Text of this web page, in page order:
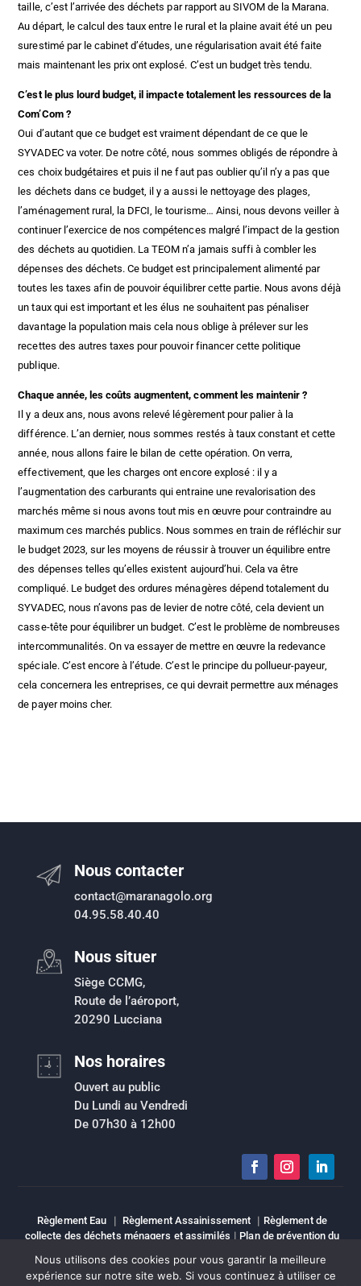
taille, c’est l’arrivée des déchets par rapport au SIVOM de la Marana.
Au départ, le calcul des taux entre le rural et la plaine avait été un peu
surestimé par le cabinet d’études, une régularisation avait été faite
mais maintenant les prix ont explosé. C’est un budget très tendu.
C’est le plus lourd budget, il impacte totalement les ressources de la
Com’Com ?
Oui d’autant que ce budget est vraiment dépendant de ce que le
SYVADEC va voter. De notre côté, nous sommes obligés de répondre à
ces choix budgétaires et puis il ne faut pas oublier qu’il n’y a pas que
les déchets dans ce budget, il y a aussi le nettoyage des plages,
l’aménagement rural, la DFCI, le tourisme… Ainsi, nous devons veiller à
continuer l’exercice de nos compétences malgré l’impact de la gestion
des déchets au quotidien. La TEOM n’a jamais suffi à combler les
dépenses des déchets. Ce budget est principalement alimenté par
toutes les taxes afin de pouvoir équilibrer cette partie. Nous avons déjà
un taux qui est important et les élus ne souhaitent pas pénaliser
davantage la population mais cela nous oblige à prélever sur les
recettes des autres taxes pour pouvoir financer cette politique
publique.
Chaque année, les coûts augmentent, comment les maintenir ?
Il y a deux ans, nous avons relevé légèrement pour palier à la
différence. L’an dernier, nous sommes restés à taux constant et cette
année, nous allons faire le bilan de cette opération. On verra,
effectivement, que les charges ont encore explosé : il y a
l’augmentation des carburants qui entraine une revalorisation des
marchés même si nous avons tout mis en œuvre pour contraindre au
maximum ces marchés publics. Nous sommes en train de réfléchir sur
le budget 2023, sur les moyens de réussir à trouver un équilibre entre
des dépenses telles qu’elles existent aujourd’hui. Cela va être
compliqué. Le budget des ordures ménagères dépend totalement du
SYVADEC, nous n’avons pas de levier de notre côté, cela devient un
casse-tête pour équilibrer un budget. C’est le problème de nombreuses
intercommunalités. On va essayer de mettre en œuvre la redevance
spéciale. C’est encore à l’étude. C’est le principe du pollueur-payeur,
cela concernera les entreprises, ce qui devrait permettre aux ménages
de payer moins cher.
Nous contacter
contact@maranagolo.org
04.95.58.40.40
Nous situer
Siège CCMG,
Route de l’aéroport,
20290 Lucciana
Nos horaires
Ouvert au public
Du Lundi au Vendredi
De 07h30 à 12h00
Règlement Eau | Règlement Assainissement | Règlement de
collecte des déchets ménagers et assimilés | Plan de prévention du
Sitemap
Nous utilisons des cookies pour vous garantir la meilleure
expérience sur notre site web. Si vous continuez à utiliser ce